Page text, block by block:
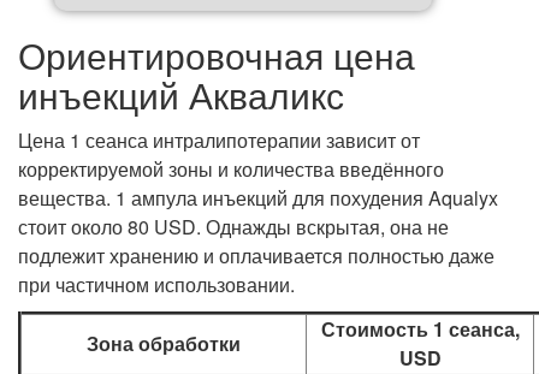
Ориентировочная цена
инъекций Акваликс
Цена 1 сеанса интралипотерапии зависит от
корректируемой зоны и количества введённого
вещества. 1 ампула инъекций для похудения Aqualyx
стоит около 80 USD. Однажды вскрытая, она не
подлежит хранению и оплачивается полностью даже
при частичном использовании.
Зона обработки
Стоимость 1 сеанса,
USD